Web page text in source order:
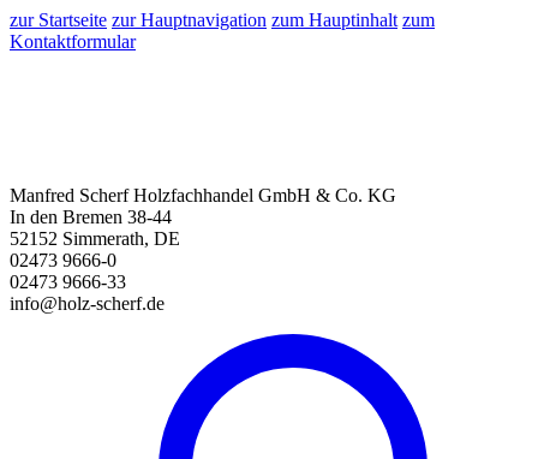
zur Startseite zur Hauptnavigation zum Hauptinhalt zum
Kontaktformular
Manfred Scherf Holzfachhandel GmbH & Co. KG
In den Bremen 38-44
52152 Simmerath, DE
02473 9666-0
02473 9666-33
info@holz-scherf.de